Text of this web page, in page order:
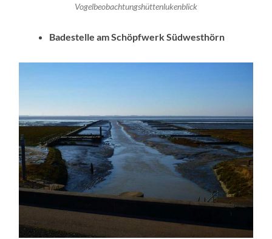
Vogelbeobachtungshüttenlukenblick
Badestelle am Schöpfwerk Südwesthörn